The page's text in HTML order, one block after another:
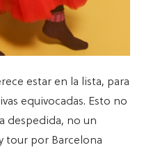
estar en la lista, para
equivocadas. Esto no
despedida, no un
tour por Barcelona